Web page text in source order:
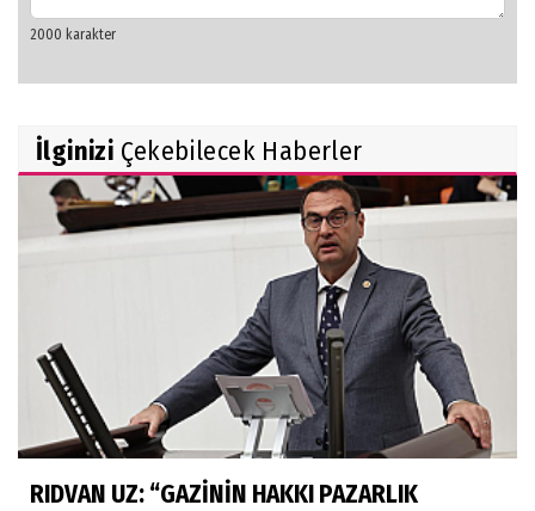
İlginizi Çekebilecek Haberler
RIDVAN UZ: “GAZİNİN HAKKI PAZARLIK